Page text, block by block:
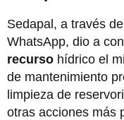
Sedapal, a través
WhatsApp, dio a
recurso hídrico el
de mantenimiento
limpieza de
otras acciones más